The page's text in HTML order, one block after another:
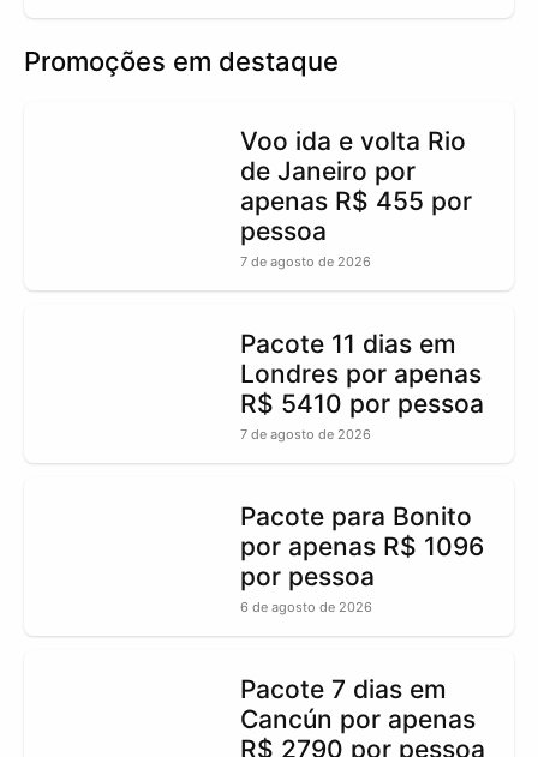
Promoções em destaque
Voo ida e volta Rio
de Janeiro por
apenas R$ 455 por
pessoa
7 de agosto de 2026
Pacote 11 dias em
Londres por apenas
R$ 5410 por pessoa
7 de agosto de 2026
Pacote para Bonito
por apenas R$ 1096
por pessoa
6 de agosto de 2026
Pacote 7 dias em
Cancún por apenas
R$ 2790 por pessoa